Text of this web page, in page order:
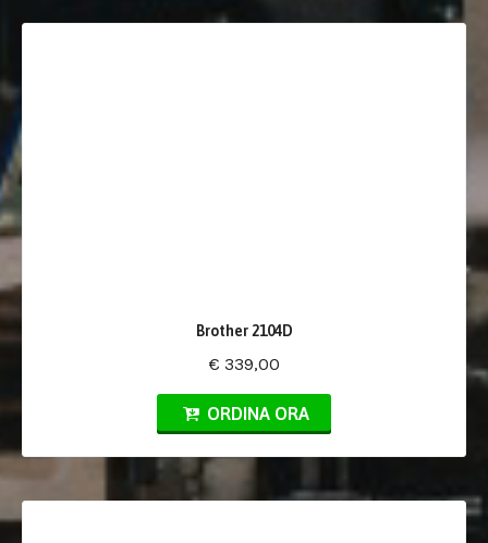
Brother 2104D
€ 339,00
ORDINA ORA